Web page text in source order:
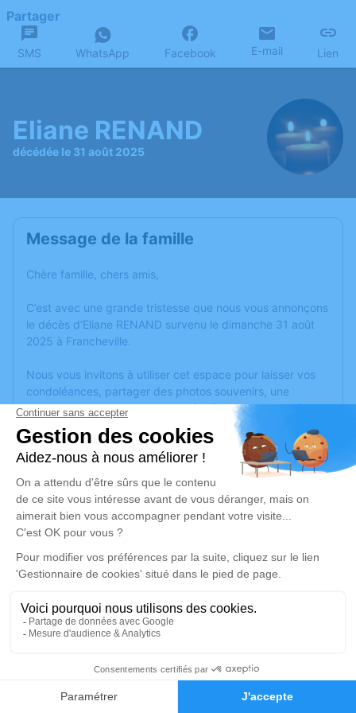
Faire-part Hommages
Partager
SMS WhatsApp Facebook E-mail Lien
Eliane RENAND
décédée le 31 août 2025
Message de la famille
Chère famille, chers amis,
C’est avec une grande tristesse que nous vous annonçons
le décès d’Eliane RENAND survenu le dimanche 31 août
2025 à Francheville.
Nous vous invitons à utiliser cet espace pour laisser vos
condoléances, partager des photos souvenirs, une
anecdote ou exprimer vos pensées à travers des poèmes
ou des textes. Cet endroit est un lieu d'expression dédié à
honorer la mémoire d’Eliane RENAND.
Un service de plantation d’arbre hommage estdisponible
mercredi 10 septembre 2025 à 10h00
Eglise Saint Prix Place Maréchal Foch
69630 Chaponost
Je rends hommage